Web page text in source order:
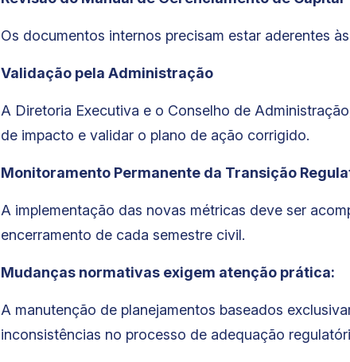
Os documentos internos precisam estar aderentes
Validação pela Administração
A Diretoria Executiva e o Conselho de
de impacto e validar o plano de ação corrigido.
Monitoramento Permanente da Transição
A implementação das novas métricas deve ser
encerramento de cada semestre civil.
Mudanças normativas exigem atenção prática:
A manutenção de planejamentos baseados
inconsistências no processo de adequação